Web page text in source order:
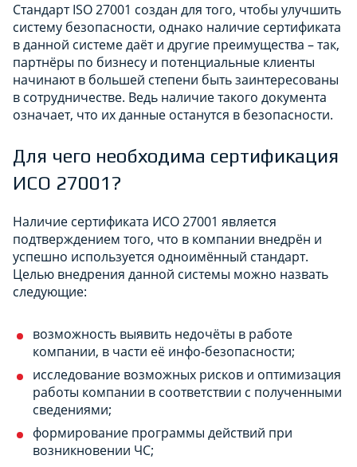
Стандарт ISO 27001 создан для того, чтобы улучшить
систему безопасности, однако наличие сертификата
в данной системе даёт и другие преимущества – так,
партнёры по бизнесу и потенциальные клиенты
начинают в большей степени быть заинтересованы
в сотрудничестве. Ведь наличие такого документа
означает, что их данные останутся в безопасности.
Для чего необходима сертификация
ИСО 27001?
Наличие сертификата ИСО 27001 является
подтверждением того, что в компании внедрён и
успешно используется одноимённый стандарт.
Целью внедрения данной системы можно назвать
следующие:
возможность выявить недочёты в работе
компании, в части её инфо-безопасности;
исследование возможных рисков и оптимизация
работы компании в соответствии с полученными
сведениями;
формирование программы действий при
возникновении ЧС;